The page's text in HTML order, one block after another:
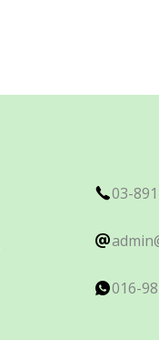
03-
016-